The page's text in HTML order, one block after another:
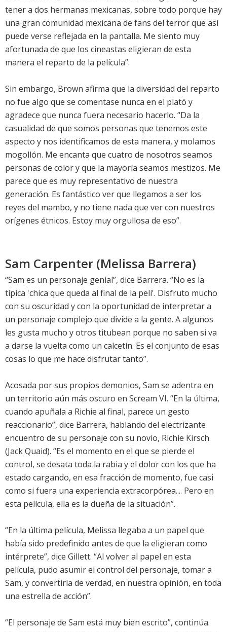
tener a dos hermanas mexicanas, sobre todo porque hay
una gran comunidad mexicana de fans del terror que así
puede verse reflejada en la pantalla. Me siento muy
afortunada de que los cineastas eligieran de esta
manera el reparto de la película”.
Sin embargo, Brown afirma que la diversidad del reparto
no fue algo que se comentase nunca en el plató y
agradece que nunca fuera necesario hacerlo. “Da la
casualidad de que somos personas que tenemos este
aspecto y nos identificamos de esta manera, y molamos
mogollón. Me encanta que cuatro de nosotros seamos
personas de color y que la mayoría seamos mestizos. Me
parece que es muy representativo de nuestra
generación. Es fantástico ver que llegamos a ser los
reyes del mambo, y no tiene nada que ver con nuestros
orígenes étnicos. Estoy muy orgullosa de eso”.
Sam Carpenter (Melissa Barrera)
“Sam es un personaje genial”, dice Barrera. “No es la
típica 'chica que queda al final de la peli'. Disfruto mucho
con su oscuridad y con la oportunidad de interpretar a
un personaje complejo que divide a la gente. A algunos
les gusta mucho y otros titubean porque no saben si va
a darse la vuelta como un calcetín. Es el conjunto de esas
cosas lo que me hace disfrutar tanto”.
Acosada por sus propios demonios, Sam se adentra en
un territorio aún más oscuro en Scream VI. “En la última,
cuando apuñala a Richie al final, parece un gesto
reaccionario”, dice Barrera, hablando del electrizante
encuentro de su personaje con su novio, Richie Kirsch
(Jack Quaid). “Es el momento en el que se pierde el
control, se desata toda la rabia y el dolor con los que ha
estado cargando, en esa fracción de momento, fue casi
como si fuera una experiencia extracorpórea.... Pero en
esta película, ella es la dueña de la situación”.
“En la última película, Melissa llegaba a un papel que
había sido predefinido antes de que la eligieran como
intérprete”, dice Gillett. “Al volver al papel en esta
película, pudo asumir el control del personaje, tomar a
Sam, y convertirla de verdad, en nuestra opinión, en toda
una estrella de acción”.
“El personaje de Sam está muy bien escrito”, continúa